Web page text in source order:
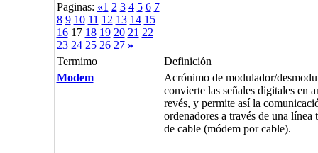
Paginas: «1 2 3 4 5 6 7
8 9 10 11 12 13 14 15
1617 18 19 20 21 22
23 24 25 26 27 »
Termimo
Definición
Modem
Acrónimo de modulador/
convierte las señales digitales en
revés, y permite así la
ordenadores a través de una
de cable (módem por cable).